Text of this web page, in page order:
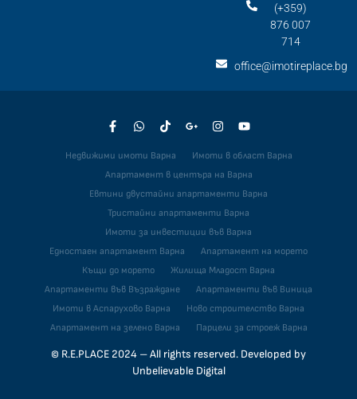
(+359)
876 007
714
office@imotireplace.bg
© R.E.PLACE 2024 – All rights reserved. Developed by
Unbelievable Digital
Недвижими имоти Варна
Имоти в област Варна
Апартамент в центъра на Варна
Евтини двустайни апартаменти Варна
Тристайни апартаменти Варна
Имоти за инвестиции във Варна
Едностаен апартамент Варна
Апартамент на морето
Къщи до морето
Жилища Младост Варна
Апартаменти във Възраждане
Апартаменти във Виница
Имоти в Аспарухово Варна
Ново строителство Варна
Апартамент на зелено Варна
Парцели за строеж Варна